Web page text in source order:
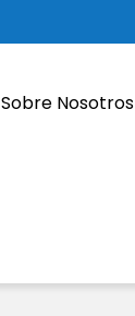
Sobre Nosotros